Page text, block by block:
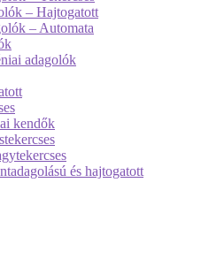
– Hajtogatott
– Automata
adagolók
kendők
és hajtogatott